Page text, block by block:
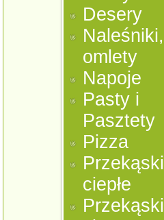
Desery
Naleśniki,
omlety
Napoje
Pasty i
Pasztety
Pizza
Przekąski
ciepłe
Przekąski